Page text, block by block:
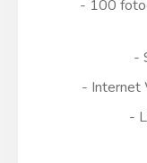
- 100
-
- Internet
-